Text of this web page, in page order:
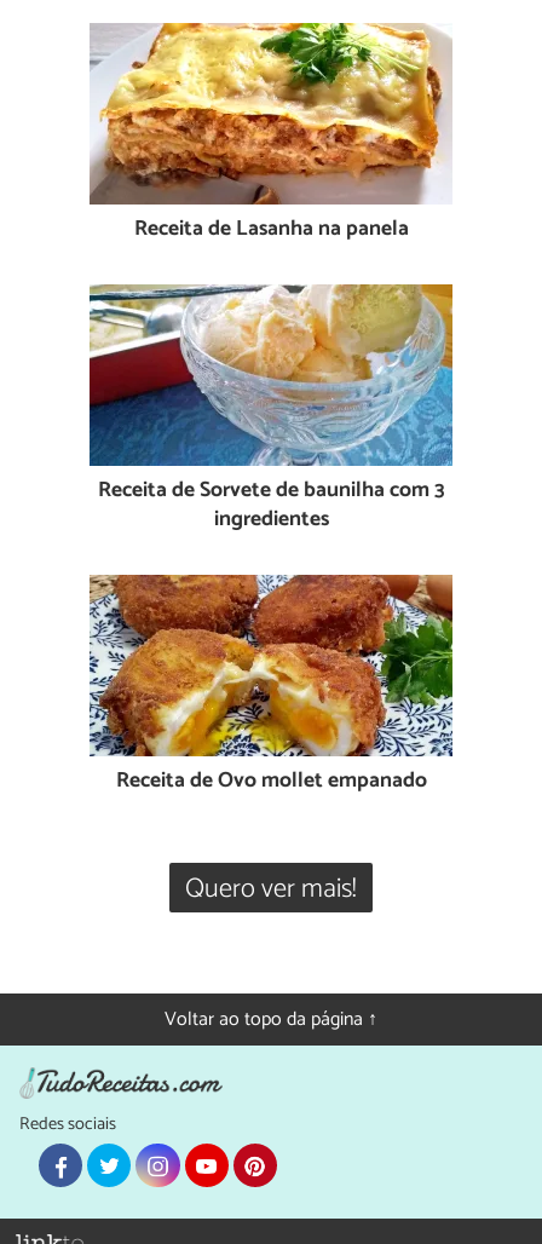
Receita de Lasanha na panela
Receita de Sorvete de baunilha com 3
ingredientes
Receita de Ovo mollet empanado
Quero ver mais!
Voltar ao topo da página ↑
Redes sociais